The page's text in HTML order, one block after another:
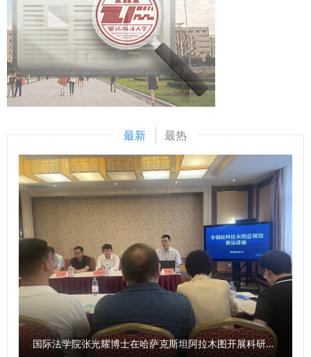
局、实践平台、育人成果等方面，系统介绍我校多层次、一体
化涉外法治人才培养体系建设的特色举措与丰硕成果，为与会
院校推进涉外法治人才培养提供实践参考。 李大勇在“法治文
明与商业文明交流互鉴”国际学术论坛上，以“法治化营商环境
建设中监管转型：从命令控制到激励相容”为主题作交流发
言，系统阐释激励性监管的核心内涵、类型谱系，剖析其面临
的制度困境，提出法治化建构路径，以探索“有为政府”在刚性
约束与柔性激励之间的平衡。 张超汉在“世界法治文明与法治
人才培养暨内地与港澳法学教育联盟”平行论坛上，以“订单式
模式推动高素质涉外法治人才培养”为主题作交流发言，提出
通过高校、政府实务部门、涉外法律服务机构、涉外企业四方
联动，通过委托培养、联合培养，前置人才培养方案，破解涉
外法治人才供需矛盾。 学校将依托中国—东盟法治文明交流
互鉴教育联盟平台，持续推进跨境法学协同研究，深耕涉外法
治人才培育，为国际法治交流合作贡献更多力量。 （供稿：
党政办公室 撰稿：昌盛 审核：刘淑宝）
想结合起来，加强宣传解读，深化研究阐释，努力推出一批高
质量理论文章、学术成果，为深入学习领会习近平总书记重要
讲话提供学理支撑。 范永斌、程宁博、刘小平、梁星亮、阎
树群、马朝琦、王今诚、王飞等8位专家学者作交流发言。 我
校党委委员、副校长、马克思主义学院院长马朝琦教授以《深
入学习习近平总书记重要讲话精神，加快构建中共党史党建学
自主知识体系》为题，提出要努力将陕西打造成为中共党史党
建学自主知识体系的原创理论策源地、重要成果生成地和学术
话语拓新地，为不断开辟马克思主义中国化时代化新境界、实
现中华民族伟大复兴提供坚实的理论支撑和思想保证。 本次
研讨会由陕西省委宣传部主办，省内高校及研究机构多位专家
学者参会。我校相关部门负责人陪同出席。 当天，陕西新闻
联播详细报道了此次活动。 （供稿：马克思主义学院 撰稿：
刘栩源 审核：李政敏）
最新 最热
国际法学院张光耀博士在哈萨克斯坦阿拉木图开展科研与社会服务活动